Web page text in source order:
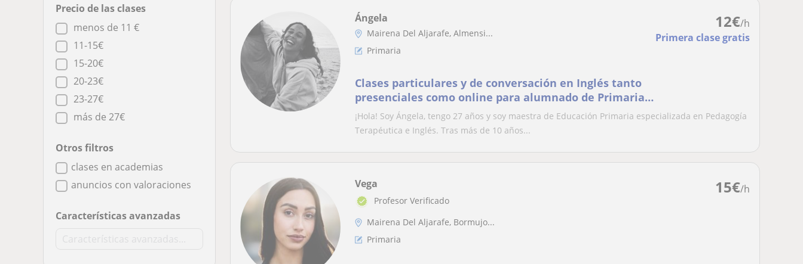
Precio de las clases
menos de 11 €
11-15€
15-20€
20-23€
23-27€
más de 27€
Otros filtros
clases en academias
anuncios con valoraciones
Características avanzadas
12€/h
Primera clase gratis
Ángela
Mairena Del Aljarafe, Almensi...
Primaria
Clases particulares y de conversación en Inglés tanto
presenciales como online para alumnado de Primaria y
ESO. También labores de niñera tanto por la mañana
como por la tarde
¡Hola! Soy Ángela, tengo 27 años y soy maestra de Educación Primaria especializada en Pedagogía
Terapéutica e Inglés. Tras más de 10 años...
15€/h
Vega
Profesor Verificado
Mairena Del Aljarafe, Bormujo...
Primaria